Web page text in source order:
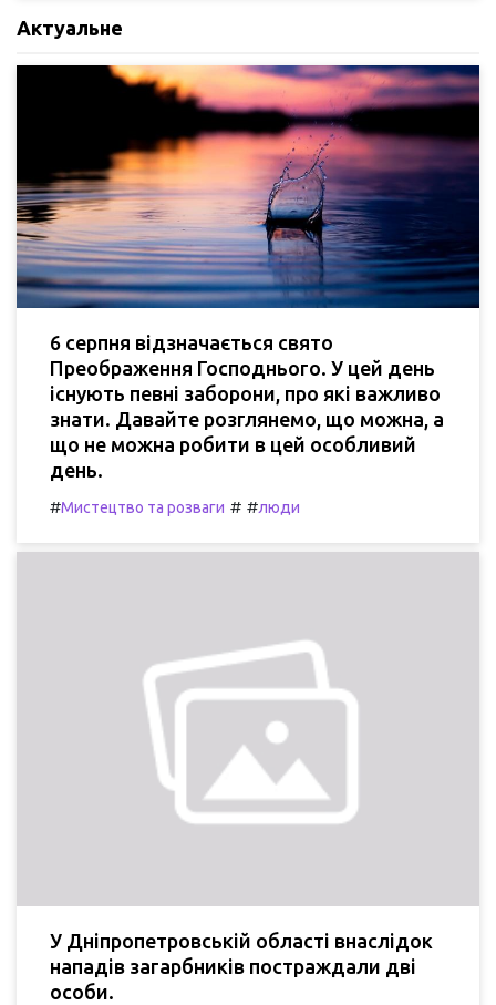
Актуальне
6 серпня відзначається свято
Преображення Господнього. У цей день
існують певні заборони, про які важливо
знати. Давайте розглянемо, що можна, а
що не можна робити в цей особливий
день.
#Мистецтво та розваги # #люди
У Дніпропетровській області внаслідок
нападів загарбників постраждали дві
особи.